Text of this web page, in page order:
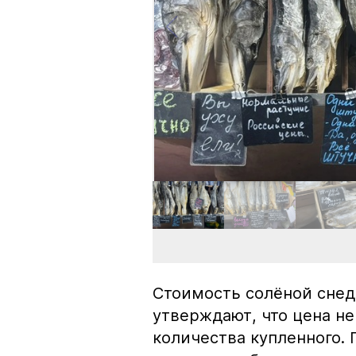
Стоимость солёной
утверждают, что цена
количества